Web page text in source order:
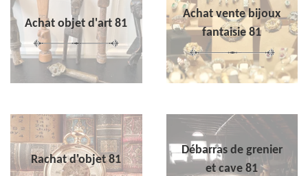
Achat objet d'art 81
Achat vente bijoux
fantaisie 81
Rachat d'objet 81
Débarras de grenier
et cave 81